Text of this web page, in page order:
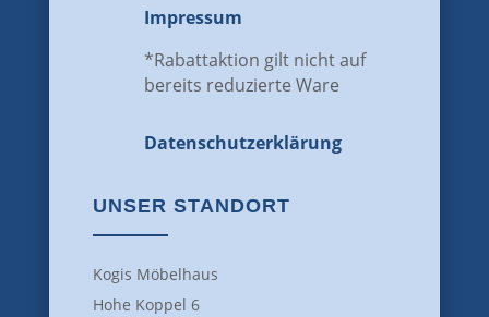
Impressum
*Rabattaktion gilt nicht auf
bereits reduzierte Ware
Datenschutz­erklärung
UNSER STANDORT
Kogis Möbelhaus
Hohe Koppel 6